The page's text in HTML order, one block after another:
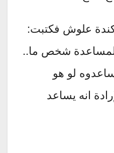
كندة علوش فكتبت:
لمساعدة شخص ما..
لو هو
انه يساعد